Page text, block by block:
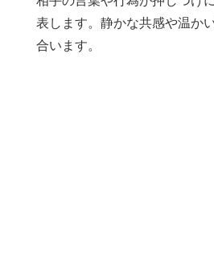
表します。静かな共感や温か
合います。